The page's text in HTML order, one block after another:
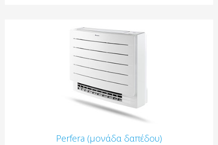
Perfera (μονάδα δαπέδου)